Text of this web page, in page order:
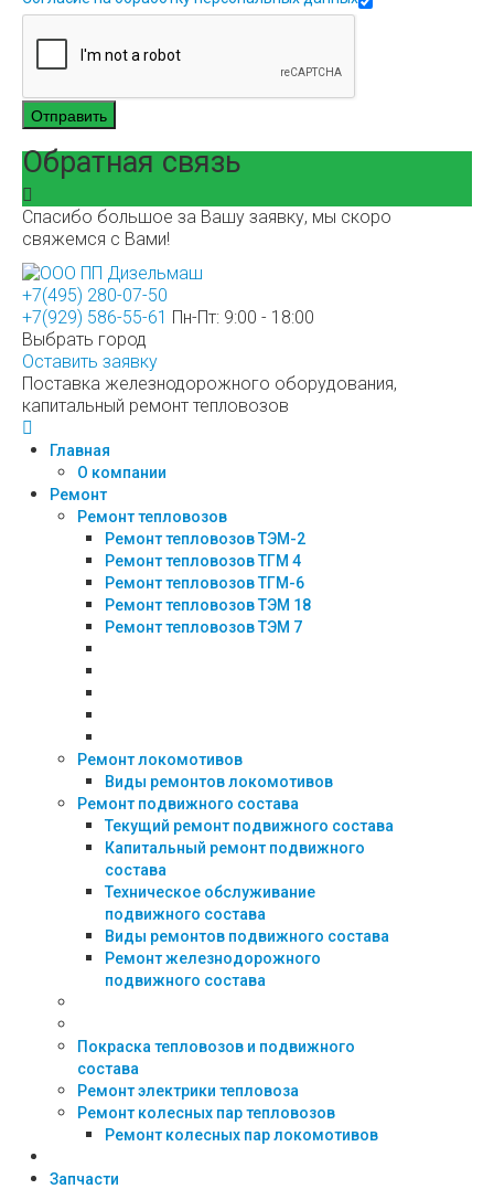
Отправить
Обратная связь
Спасибо большое за Вашу заявку, мы скоро
свяжемся с Вами!
+7(495) 280-07-50
+7(929) 586-55-61 Пн-Пт: 9:00 - 18:00
Выбрать город
Оставить заявку
Поставка железнодорожного оборудования,
капитальный ремонт тепловозов
Главная
О компании
Ремонт
Ремонт тепловозов
Ремонт тепловозов ТЭМ-2
Ремонт тепловозов ТГМ 4
Ремонт тепловозов ТГМ-6
Ремонт тепловозов ТЭМ 18
Ремонт тепловозов ТЭМ 7
Ремонт локомотивов
Виды ремонтов локомотивов
Ремонт подвижного состава
Текущий ремонт подвижного состава
Капитальный ремонт подвижного
состава
Техническое обслуживание
подвижного состава
Виды ремонтов подвижного состава
Ремонт железнодорожного
подвижного состава
Покраска тепловозов и подвижного
состава
Ремонт электрики тепловоза
Ремонт колесных пар тепловозов
Ремонт колесных пар локомотивов
Запчасти